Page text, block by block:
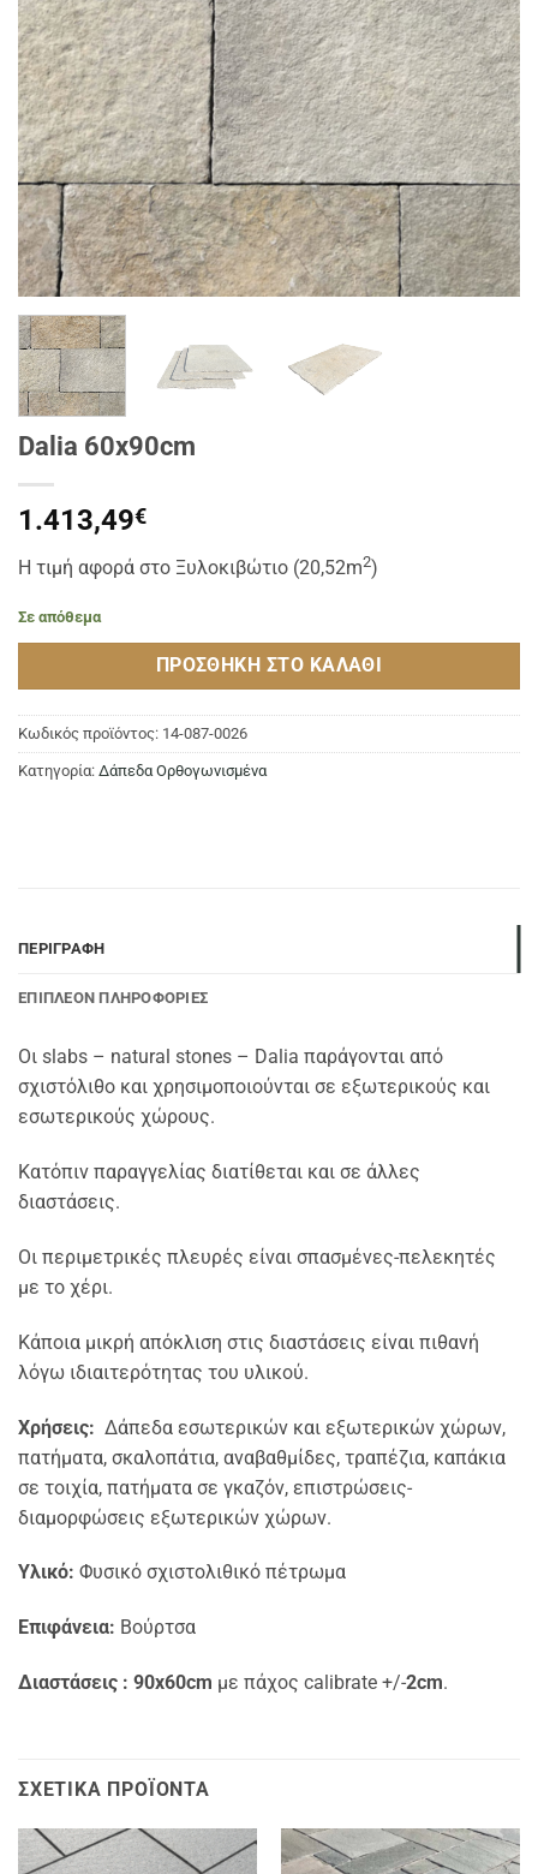
Dalia 60x90cm
1.413,49€
Η τιμή αφορά στο Ξυλοκιβώτιο (20,52m2)
Σε απόθεμα
ΠΡΟΣΘΉΚΗ ΣΤΟ ΚΑΛΆΘΙ
Κωδικός προϊόντος: 14-087-0026
Κατηγορία: Δάπεδα Ορθογωνισμένα
ΠΕΡΙΓΡΑΦΉ
ΕΠΙΠΛΈΟΝ ΠΛΗΡΟΦΟΡΊΕΣ
Οι slabs – natural stones – Dalia παράγονται από
σχιστόλιθο και χρησιμοποιούνται σε εξωτερικούς και
εσωτερικούς χώρους.
Κατόπιν παραγγελίας διατίθεται και σε άλλες
διαστάσεις.
Oι περιμετρικές πλευρές είναι σπασμένες-πελεκητές
με το χέρι.
Κάποια μικρή απόκλιση στις διαστάσεις είναι πιθανή
λόγω ιδιαιτερότητας του υλικού.
Χρήσεις: Δάπεδα εσωτερικών και εξωτερικών χώρων,
πατήματα, σκαλοπάτια, αναβαθμίδες, τραπέζια, καπάκια
σε τοιχία, πατήματα σε γκαζόν, επιστρώσεις-
διαμορφώσεις εξωτερικών χώρων.
Υλικό: Φυσικό σχιστολιθικό πέτρωμα
Επιφάνεια: Βούρτσα
Διαστάσεις : 90x60cm με πάχος calibrate +/-2cm.
ΣΧΕΤΙΚΆ ΠΡΟΪΌΝΤΑ